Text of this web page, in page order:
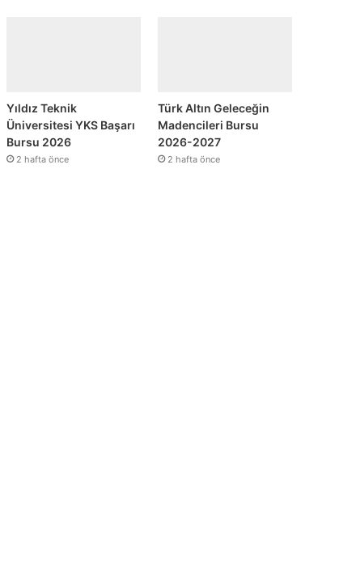
Yıldız Teknik
Üniversitesi YKS Başarı
Bursu 2026
2 hafta önce
Türk Altın Geleceğin
Madencileri Bursu
2026-2027
2 hafta önce